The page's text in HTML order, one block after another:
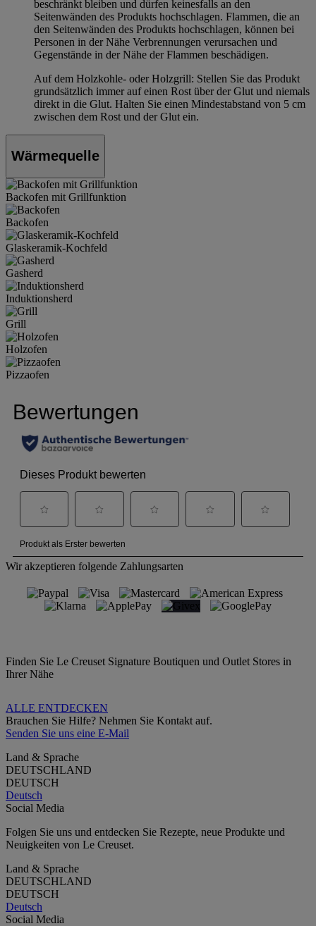
beschränkt bleiben und dürfen keinesfalls an den
Seitenwänden des Produkts hochschlagen. Flammen, die an
den Seitenwänden des Produkts hochschlagen, können bei
Personen in der Nähe Verbrennungen verursachen und
Gegenstände in der Nähe der Flammen beschädigen.
Auf dem Holzkohle- oder Holzgrill: Stellen Sie das Produkt
grundsätzlich immer auf einen Rost über der Glut und niemals
direkt in die Glut. Halten Sie einen Mindestabstand von 5 cm
zwischen dem Rost und der Glut ein.
Wärmequelle
Backofen mit Grillfunktion
Backofen
Glaskeramik-Kochfeld
Gasherd
Induktionsherd
Grill
Holzofen
Pizzaofen
Wir akzeptieren folgende Zahlungsarten
Finden Sie Le Creuset Signature Boutiquen und Outlet Stores in
Ihrer Nähe
ALLE ENTDECKEN
Brauchen Sie Hilfe? Nehmen Sie Kontakt auf.
Senden Sie uns eine E-Mail
Land & Sprache
DEUTSCHLAND
DEUTSCH
Deutsch
Social Media
Folgen Sie uns und entdecken Sie Rezepte, neue Produkte und
Neuigkeiten von Le Creuset.
Land & Sprache
DEUTSCHLAND
DEUTSCH
Deutsch
Social Media